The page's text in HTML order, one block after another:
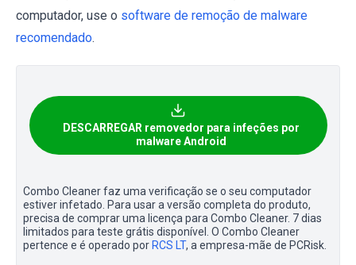
computador, use o software de remoção de malware
recomendado.
DESCARREGAR removedor para infeções por
malware Android
Combo Cleaner faz uma verificação se o seu computador
estiver infetado. Para usar a versão completa do produto,
precisa de comprar uma licença para Combo Cleaner. 7 dias
limitados para teste grátis disponível. O Combo Cleaner
pertence e é operado por RCS LT, a empresa-mãe de PCRisk.